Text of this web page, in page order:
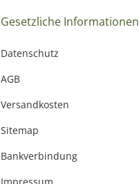
Gesetzliche Informationen
Datenschutz
AGB
Versandkosten
Sitemap
Bankverbindung
Impressum